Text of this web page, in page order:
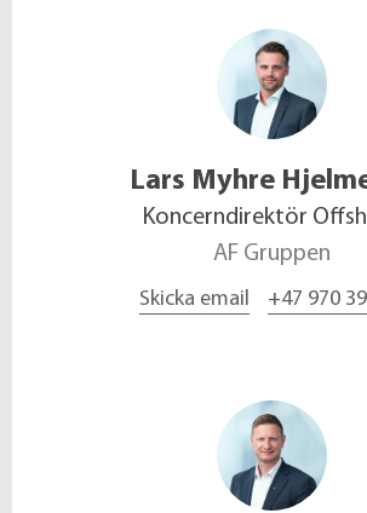
Lars Myhre
Koncerndirektör
AF Gruppen
Skicka email +47 970